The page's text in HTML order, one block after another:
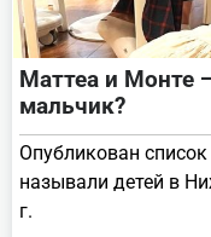
Маттеа и Монте
мальчик?
Опубликован
называли детей в
г.